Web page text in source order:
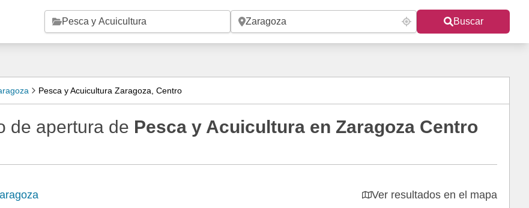
Buscar
Pesca y Acuicultura Zaragoza, Centro
de apertura de Pesca y Acuicultura en Zaragoza Centro
Ver resultados en el mapa